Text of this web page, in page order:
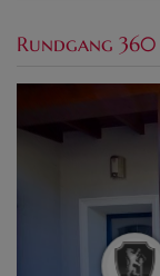
Rundgang 360